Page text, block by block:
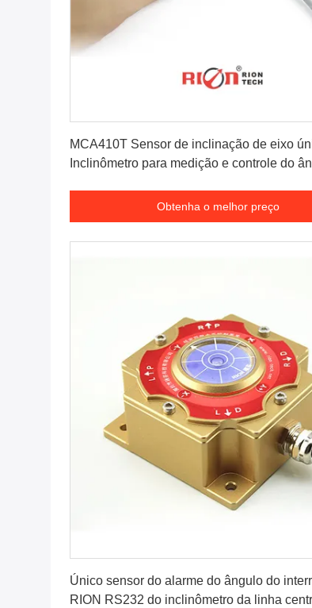
MCA410T Sensor de inclinação de eixo
Inclinômetro para medição e controle do
Obtenha o melhor preço
Único sensor do alarme do ângulo do
RION RS232 do inclinômetro da linha